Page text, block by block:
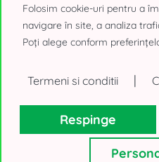
Intrebari frecvente
Folosim cookie-uri pentru a
navigare în site, a analiza
Poți alege conform
Termeni si conditii |
Respinge